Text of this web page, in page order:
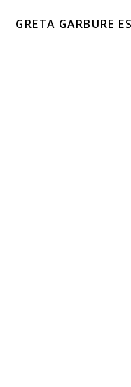
GRETA GARBURE